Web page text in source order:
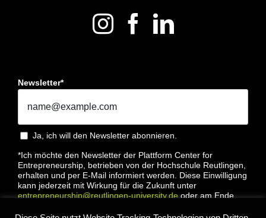
Newsletter*
Ja, ich will den Newsletter abonnieren.
*Ich möchte den Newsletter der Plattform Center for
Entrepreneurship, betrieben von der Hochschule Reutlingen,
erhalten und per E-Mail informiert werden. Diese Einwilligung
kann jederzeit mit Wirkung für die Zukunft unter
entrepreneurship@reutlingen-university.deoder am Ende
Datenschutzbestimmung